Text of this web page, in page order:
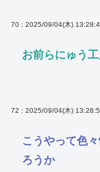
70 : 2025/09/04(木)
お前らにゅう
72 : 2025/09/04(木)
こうやって色
ろうか